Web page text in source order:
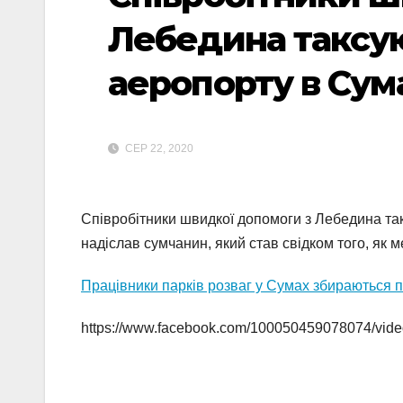
Лебедина
аеропорту в
СЕР 22, 2020
Співробітники швидкої допомоги з Лебедина
надіслав сумчанин, який став свідком того,
Працівники парків розваг у Сумах збираються
https://www.facebook.com/100050459078074/